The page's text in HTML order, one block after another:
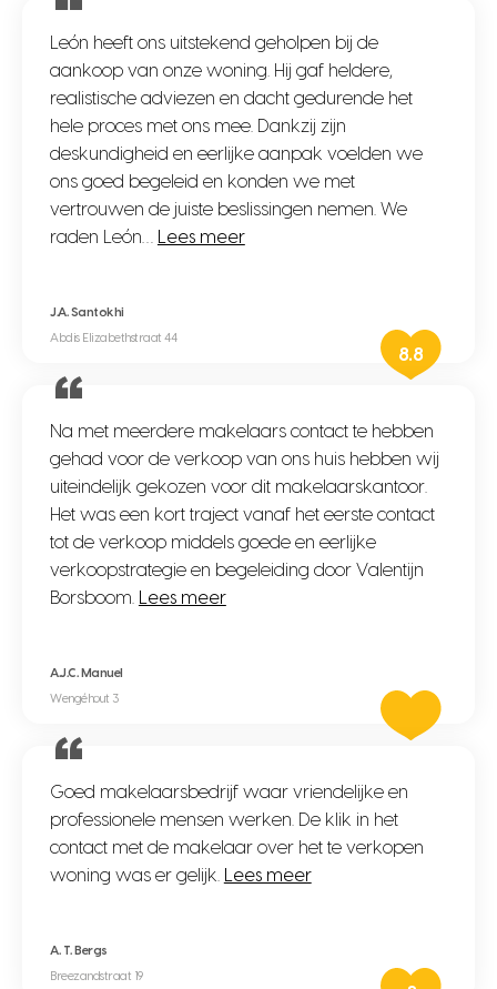
León heeft ons uitstekend geholpen bij de
aankoop van onze woning. Hij gaf heldere,
realistische adviezen en dacht gedurende het
hele proces met ons mee. Dankzij zijn
deskundigheid en eerlijke aanpak voelden we
ons goed begeleid en konden we met
vertrouwen de juiste beslissingen nemen. We
raden León…
Lees meer
J.A. Santokhi
Abdis Elizabethstraat 44
8.8
Na met meerdere makelaars contact te hebben
gehad voor de verkoop van ons huis hebben wij
uiteindelijk gekozen voor dit makelaarskantoor.
Het was een kort traject vanaf het eerste contact
tot de verkoop middels goede en eerlijke
verkoopstrategie en begeleiding door Valentijn
Borsboom.
Lees meer
A.J.C. Manuel
Wengéhout 3
Goed makelaarsbedrijf waar vriendelijke en
professionele mensen werken. De klik in het
contact met de makelaar over het te verkopen
woning was er gelijk.
Lees meer
A. T. Bergs
Breezandstraat 19